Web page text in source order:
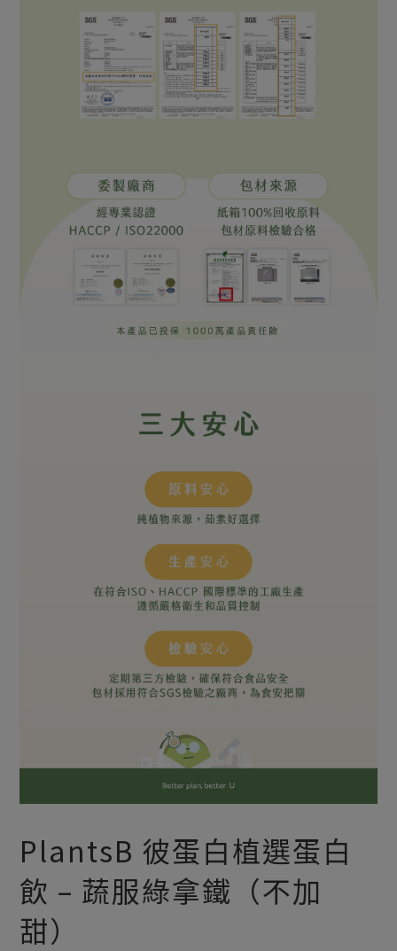
PlantsB 彼蛋白植選蛋白
飲 – 蔬服綠拿鐵（不加
甜）